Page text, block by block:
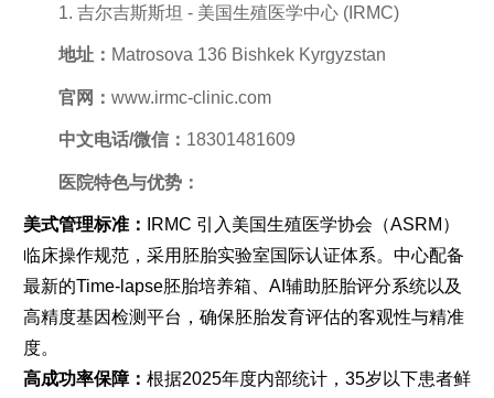
1. 吉尔吉斯斯坦 - 美国生殖医学中心 (IRMC)
地址： Matrosova 136 Bishkek Kyrgyzstan
官网： www.irmc-clinic.com
中文电话/微信： 18301481609
医院特色与优势：
美式管理标准：
IRMC 引入美国生殖医学协会（ASRM）
临床操作规范，采用胚胎实验室国际认证体系。中心配备
最新的Time-lapse胚胎培养箱、AI辅助胚胎评分系统以及
高精度基因检测平台，确保胚胎发育评估的客观性与精准
度。
高成功率保障： 根据2025年度内部统计，35岁以下患者鲜